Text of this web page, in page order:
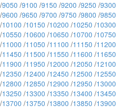
/9050 /9100 /9150 /9200 /9250 /9300
/9600 /9650 /9700 /9750 /9800 /9850
/10100 /10150 /10200 /10250 /10300
/10550 /10600 /10650 /10700 /10750
/11000 /11050 /11100 /11150 /11200
/11450 /11500 /11550 /11600 /11650
/11900 /11950 /12000 /12050 /12100
/12350 /12400 /12450 /12500 /12550
/12800 /12850 /12900 /12950 /13000
/13250 /13300 /13350 /13400 /13450
/13700 /13750 /13800 /13850 /13900